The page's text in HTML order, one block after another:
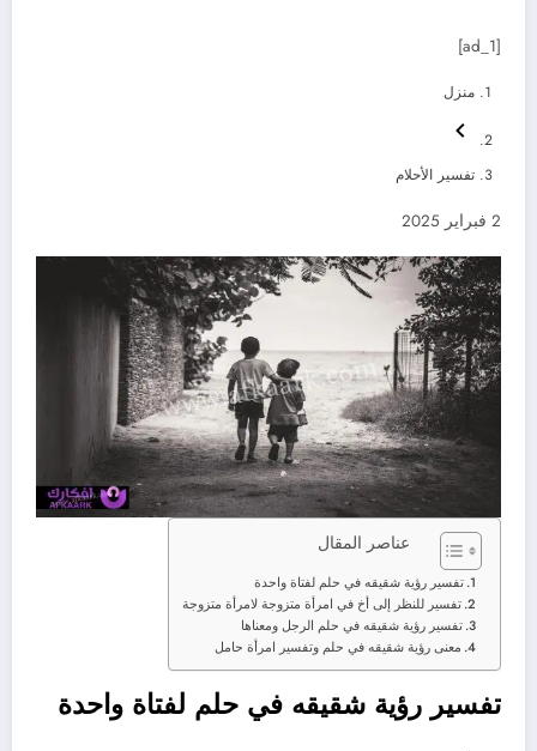
[ad_1]
منزل
تفسير الأحلام
2 فبراير 2025
عناصر المقال
تفسير رؤية شقيقه في حلم لفتاة واحدة
تفسير للنظر إلى أخ في امرأة متزوجة لامرأة متزوجة
تفسير رؤية شقيقه في حلم الرجل ومعناها
معنى رؤية شقيقه في حلم وتفسير امرأة حامل
تفسير رؤية شقيقه في حلم لفتاة واحدة